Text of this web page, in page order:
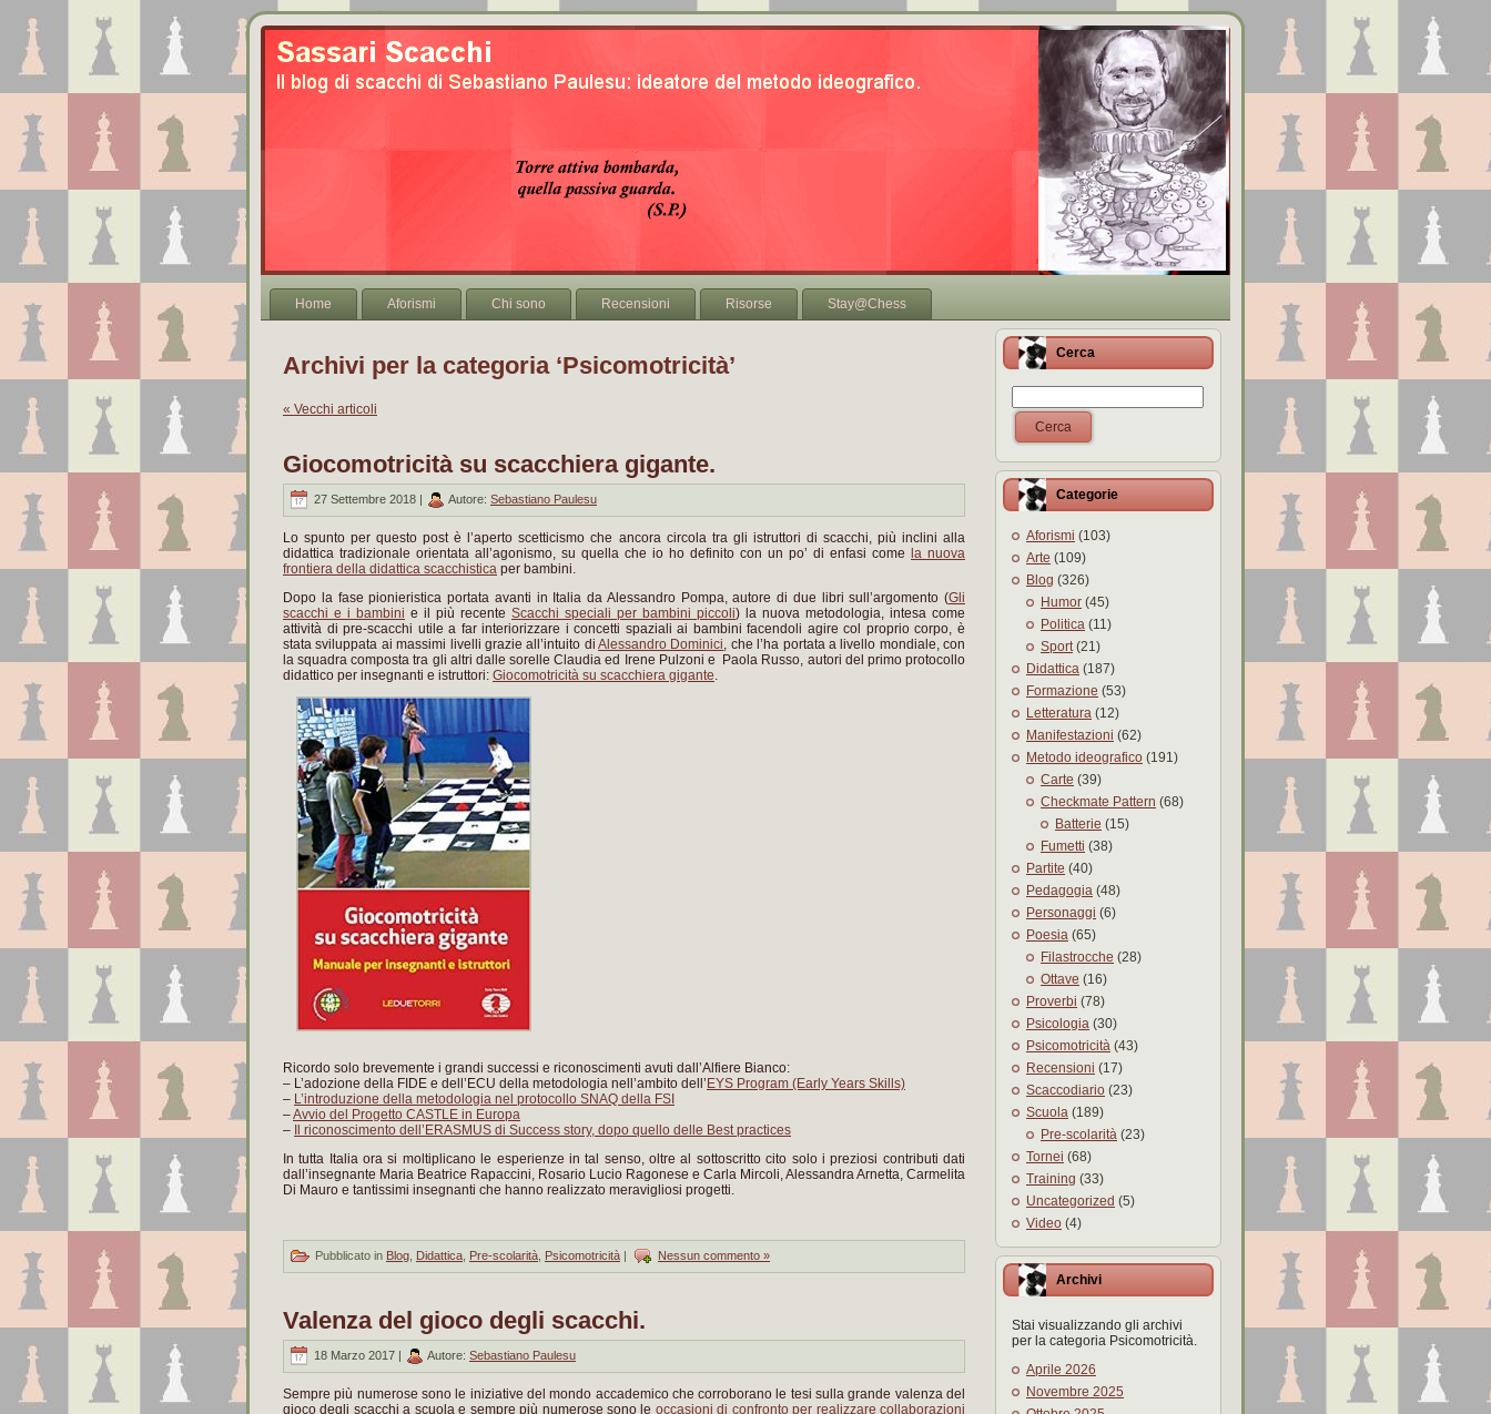
Home Aforismi Chi sono Recensioni Risorse Stay@Chess
Archivi per la categoria ‘Psicomotricità’
« Vecchi articoli
Giocomotricità su scacchiera gigante.
27 Settembre 2018 | Autore: Sebastiano Paulesu
Lo spunto per questo post è l’aperto scetticismo che ancora circola tra gli istruttori di scacchi, più inclini alla
didattica tradizionale orientata all’agonismo, su quella che io ho definito con un po’ di enfasi come la nuova
frontiera della didattica scacchistica per bambini.
Dopo la fase pionieristica portata avanti in Italia da Alessandro Pompa, autore di due libri sull’argomento (Gli
scacchi e i bambini e il più recente Scacchi speciali per bambini piccoli) la nuova metodologia, intesa come
attività di pre-scacchi utile a far interiorizzare i concetti spaziali ai bambini facendoli agire col proprio corpo, è
stata sviluppata ai massimi livelli grazie all’intuito di Alessandro Dominici, che l’ha portata a livello mondiale, con
la squadra composta tra gli altri dalle sorelle Claudia ed Irene Pulzoni e Paola Russo, autori del primo protocollo
didattico per insegnanti e istruttori: Giocomotricità su scacchiera gigante.
Ricordo solo brevemente i grandi successi e riconoscimenti avuti dall’Alfiere Bianco:
– L’adozione della FIDE e dell’ECU della metodologia nell’ambito dell’EYS Program (Early Years Skills)
– L’introduzione della metodologia nel protocollo SNAQ della FSI
–Avvio del Progetto CASTLE in Europa
– Il riconoscimento dell’ERASMUS di Success story, dopo quello delle Best practices
In tutta Italia ora si moltiplicano le esperienze in tal senso, oltre al sottoscritto cito solo i preziosi contributi dati
dall’insegnante Maria Beatrice Rapaccini, Rosario Lucio Ragonese e Carla Mircoli, Alessandra Arnetta, Carmelita
Di Mauro e tantissimi insegnanti che hanno realizzato meravigliosi progetti.
Pubblicato in Blog Didattica Pre-scolarità Psicomotricità | Nessun commento »
Valenza del gioco degli scacchi.
18 Marzo 2017 | Autore: Sebastiano Paulesu
Sempre più numerose sono le iniziative del mondo accademico che corroborano le tesi sulla grande valenza del
gioco degli scacchi a scuola e sempre più numerose sono le occasioni di confronto per realizzare collaborazioni
Cerca
Cerca
Categorie
Aforismi (103)
Arte (109)
Blog (326)
Humor (45)
Politica (11)
Sport(21)
Didattica (187)
Formazione (53)
Letteratura (12)
Manifestazioni (62)
Metodo ideografico (191)
Carte (39)
Checkmate Pattern (68)
Batterie (15)
Fumetti (38)
Partite (40)
Pedagogia (48)
Personaggi (6)
Poesia (65)
Filastrocche (28)
Ottave (16)
Proverbi (78)
Psicologia (30)
Psicomotricità (43)
Recensioni (17)
Scaccodiario (23)
Scuola (189)
Pre-scolarità (23)
Tornei (68)
Training (33)
Uncategorized (5)
Video (4)
Archivi
Stai visualizzando gli archivi
per la categoria Psicomotricità.
Aprile 2026
Novembre 2025